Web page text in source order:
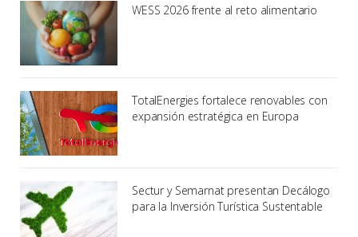
WESS 2026 frente al reto alimentario
TotalEnergies fortalece renovables con
expansión estratégica en Europa
Sectur y Semarnat presentan Decálogo
para la Inversión Turística Sustentable